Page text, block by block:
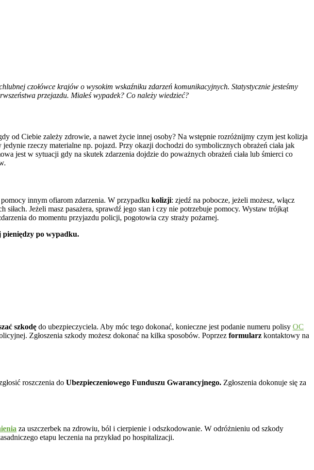
czołówce krajów o wysokim wskaźniku zdarzeń komunikacyjnych. Statystycznie jesteśmy
przejazdu. Miałeś wypadek? Co należy wiedzieć?
od Ciebie zależy zdrowie, a nawet życie innej osoby? Na wstępnie rozróżnijmy czym jest kolizja
rzeczy materialne np. pojazd. Przy okazji dochodzi do symbolicznych obrażeń ciała jak
jest w sytuacji gdy na skutek zdarzenia dojdzie do poważnych obrażeń ciała lub śmierci co
innym ofiarom zdarzenia. W przypadku kolizji: zjedź na pobocze, jeżeli możesz, włącz
Jeżeli masz pasażera, sprawdź jego stan i czy nie potrzebuje pomocy. Wystaw trójkąt
do momentu przyjazdu policji, pogotowia czy straży pożarnej.
pieniędzy po wypadku.
szkodę do ubezpieczyciela. Aby móc tego dokonać, konieczne jest podanie numeru polisy OC
Zgłoszenia szkody możesz dokonać na kilka sposobów. Poprzez formularz kontaktowy na
roszczenia do Ubezpieczeniowego Funduszu Gwarancyjnego. Zgłoszenia dokonuje się za
za uszczerbek na zdrowiu, ból i cierpienie i odszkodowanie. W odróżnieniu od szkody
etapu leczenia na przykład po hospitalizacji.